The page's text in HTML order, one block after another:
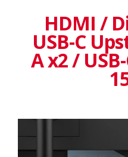
HDMI /
USB-C
A x2 /